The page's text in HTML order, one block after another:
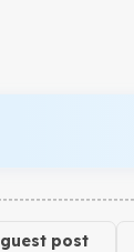
guest post